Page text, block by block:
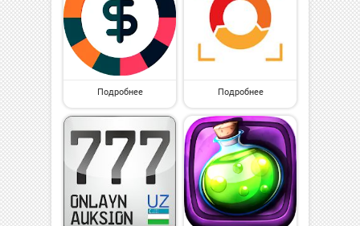
Подробнее Подробнее